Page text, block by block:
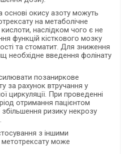
основі окису азоту можуть
на метаболічне
наслідком чого є не
функцій кісткового мозку
та стоматит. Для зниження
необхідне введення фолінату
позаниркове
за рахунок втручання у
циркуляції. При проведенні
отримання пацієнтом
ризику некрозу
з іншими
метотрексату може